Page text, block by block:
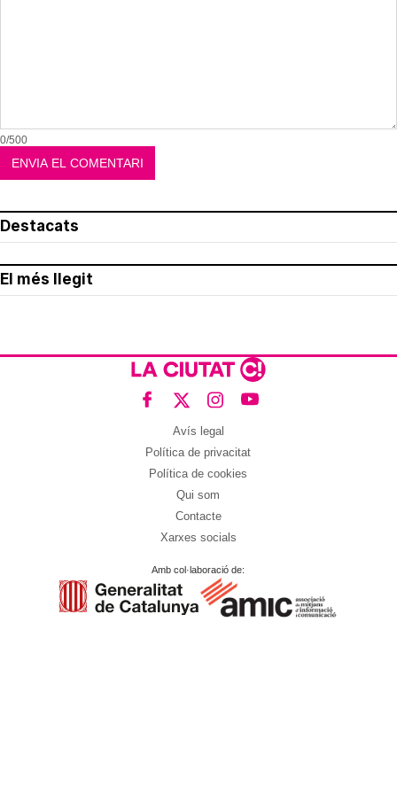
0/500
Destacats
El més llegit
Avís legal
Política de privacitat
Política de cookies
Qui som
Contacte
Xarxes socials
Amb col·laboració de: